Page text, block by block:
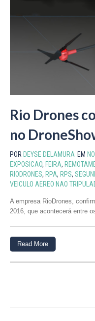
Rio Drones
no
POR DEYSE DELAMURA EM
EXPOSICAO, FEIRA,
RIODRONES, RPA, RPS,
VEICULO AEREO NAO
A empresa RioDrones,
2016, que acontecerá entre
Read More